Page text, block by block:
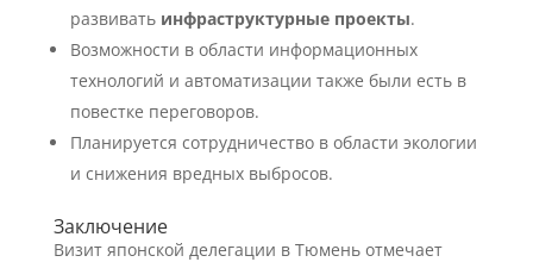
развивать инфраструктурные проекты.
Возможности в области информационных
технологий и автоматизации также были есть в
повестке переговоров.
Планируется сотрудничество в области экологии
и снижения вредных выбросов.
Заключение
Визит японской делегации в Тюмень отмечает